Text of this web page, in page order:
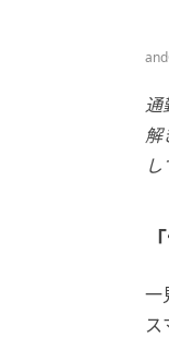
通
解
一
ス